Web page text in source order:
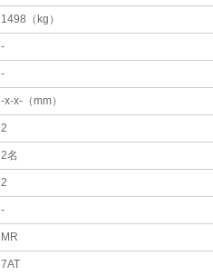
1498（kg）
-
-
-x-x-（mm）
2
2名
2
-
MR
7AT